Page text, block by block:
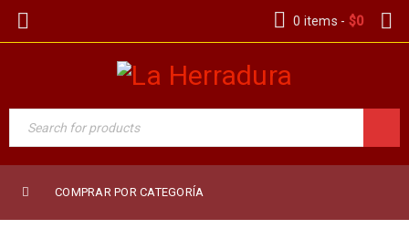
0 items - $0
COMPRAR POR CATEGORÍA